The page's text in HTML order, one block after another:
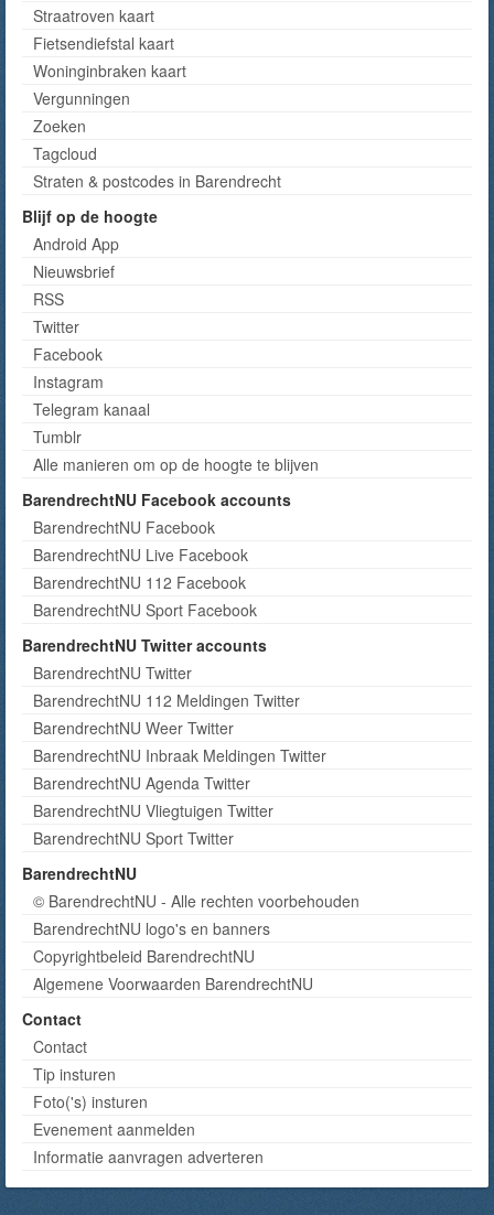
Straatroven kaart
Fietsendiefstal kaart
Woninginbraken kaart
Vergunningen
Zoeken
Tagcloud
Straten & postcodes in Barendrecht
Blijf op de hoogte
Android App
Nieuwsbrief
RSS
Twitter
Facebook
Instagram
Telegram kanaal
Tumblr
Alle manieren om op de hoogte te blijven
BarendrechtNU Facebook accounts
BarendrechtNU Facebook
BarendrechtNU Live Facebook
BarendrechtNU 112 Facebook
BarendrechtNU Sport Facebook
BarendrechtNU Twitter accounts
BarendrechtNU Twitter
BarendrechtNU 112 Meldingen Twitter
BarendrechtNU Weer Twitter
BarendrechtNU Inbraak Meldingen Twitter
BarendrechtNU Agenda Twitter
BarendrechtNU Vliegtuigen Twitter
BarendrechtNU Sport Twitter
BarendrechtNU
© BarendrechtNU - Alle rechten voorbehouden
BarendrechtNU logo's en banners
Copyrightbeleid BarendrechtNU
Algemene Voorwaarden BarendrechtNU
Contact
Contact
Tip insturen
Foto('s) insturen
Evenement aanmelden
Informatie aanvragen adverteren